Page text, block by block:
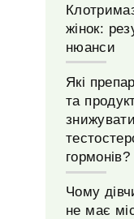
жінок:
нюанси
Які
та
гормонів?
Чому
не має